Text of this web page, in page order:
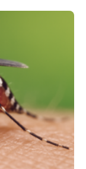
Jahren
heraus,
die
Arten
Geflechte
ist: Die